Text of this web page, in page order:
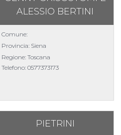
ALESSIO BERTINI
Comune:
Provincia: Siena
Regione: Toscana
Telefono:0577373173
PIETRINI